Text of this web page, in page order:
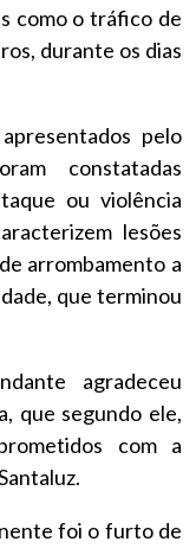
como o tráfico de
durante os dias
pelo
constatadas
ou violência
lesões
arrombamento a
que terminou
agradeceu
que segundo ele,
com a
foi o furto de